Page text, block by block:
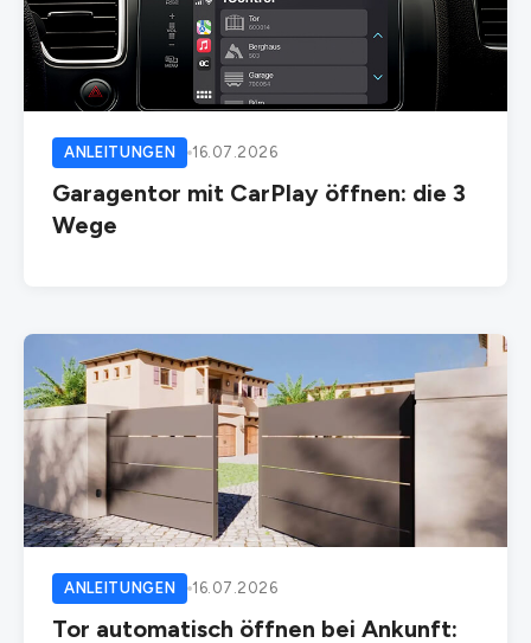
ANLEITUNGEN 16.07.2026
Garagentor mit CarPlay öffnen: die 3
Wege
ANLEITUNGEN 16.07.2026
Tor automatisch öffnen bei Ankunft: